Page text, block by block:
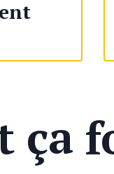
ça